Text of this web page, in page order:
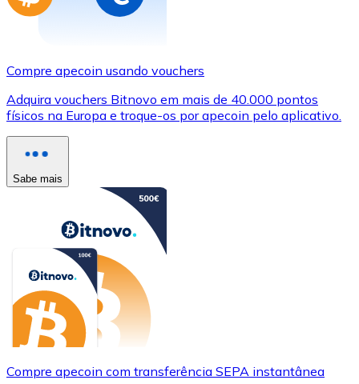
Compre apecoin usando vouchers
Adquira vouchers Bitnovo em mais de 40.000 pontos
físicos na Europa e troque-os por apecoin pelo aplicativo.
Sabe mais
Compre apecoin com transferência SEPA instantânea